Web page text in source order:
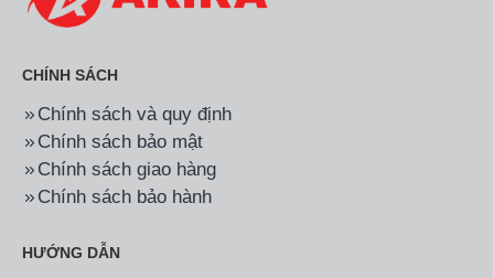
CHÍNH SÁCH
Chính sách và quy định
Chính sách bảo mật
Chính sách giao hàng
Chính sách bảo hành
HƯỚNG DẪN